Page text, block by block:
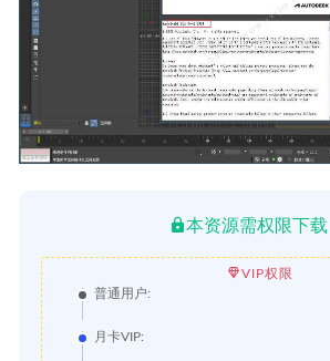
本资源需权限下载
VIP权限
普通用户:
月卡VIP: